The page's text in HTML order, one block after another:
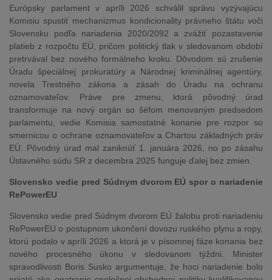
Európsky parlament v apríli 2026 schválil správu vyzývajúcu
Komisiu spustiť mechanizmus kondicionality právneho štátu voči
Slovensku podľa nariadenia 2020/2092 a zvážiť pozastavenie
platieb z rozpočtu EÚ, pričom politický tlak v sledovanom období
pretrvával bez nového formálneho kroku. Dôvodom sú zrušenie
Úradu špeciálnej prokuratúry a Národnej kriminálnej agentúry,
novela Trestného zákona a zásah do Úradu na ochranu
oznamovateľov. Práve pre zmenu, ktorá pôvodný úrad
transformuje na nový orgán so šéfom menovaným predsedom
parlamentu, vedie Komisia samostatné konanie pre rozpor so
smernicou o ochrane oznamovateľov a Chartou základných práv
EÚ. Pôvodný úrad mal zaniknúť 1. januára 2026, no po zásahu
Ústavného súdu SR z decembra 2025 funguje ďalej bez zmien.
Slovensko vedie pred Súdnym dvorom EÚ spor o nariadenie
RePowerEU
Slovensko vedie pred Súdnym dvorom EÚ žalobu proti nariadeniu
RePowerEU o postupnom ukončení dovozu ruského plynu a ropy,
ktorú podalo v apríli 2026 a ktorá je v písomnej fáze konania bez
nového procesného úkonu v sledovanom týždni. Minister
spravodlivosti Boris Susko argumentuje, že hoci nariadenie bolo